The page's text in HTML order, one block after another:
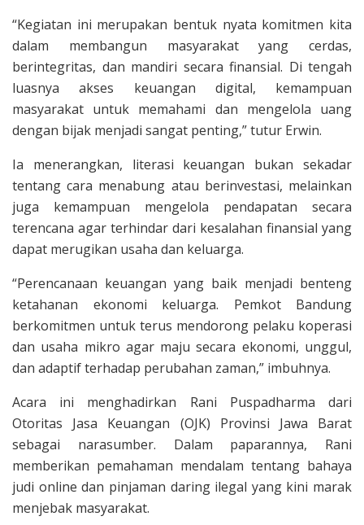
“Kegiatan ini merupakan bentuk nyata komitmen kita
dalam membangun masyarakat yang cerdas,
berintegritas, dan mandiri secara finansial. Di tengah
luasnya akses keuangan digital, kemampuan
masyarakat untuk memahami dan mengelola uang
dengan bijak menjadi sangat penting,” tutur Erwin.
Ia menerangkan, literasi keuangan bukan sekadar
tentang cara menabung atau berinvestasi, melainkan
juga kemampuan mengelola pendapatan secara
terencana agar terhindar dari kesalahan finansial yang
dapat merugikan usaha dan keluarga.
“Perencanaan keuangan yang baik menjadi benteng
ketahanan ekonomi keluarga. Pemkot Bandung
berkomitmen untuk terus mendorong pelaku koperasi
dan usaha mikro agar maju secara ekonomi, unggul,
dan adaptif terhadap perubahan zaman,” imbuhnya.
Acara ini menghadirkan Rani Puspadharma dari
Otoritas Jasa Keuangan (OJK) Provinsi Jawa Barat
sebagai narasumber. Dalam paparannya, Rani
memberikan pemahaman mendalam tentang bahaya
judi online dan pinjaman daring ilegal yang kini marak
menjebak masyarakat.